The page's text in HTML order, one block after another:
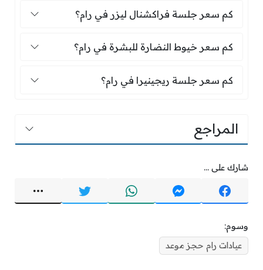
كم سعر جلسة فراكشنال ليزر في رام؟
كم سعر جلسة فراكشنال ليزر في رام؟
كم سعر خيوط النضارة للبشرة في رام؟
كم سعر خيوط النضارة للبشرة في رام؟
كم سعر جلسة ريجينيرا في رام؟
كم سعر جلسة ريجينيرا في رام؟
المراجع
شارك على ...
وسوم:
عيادات رام حجز موعد